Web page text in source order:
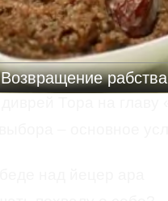
Возвращение рабства